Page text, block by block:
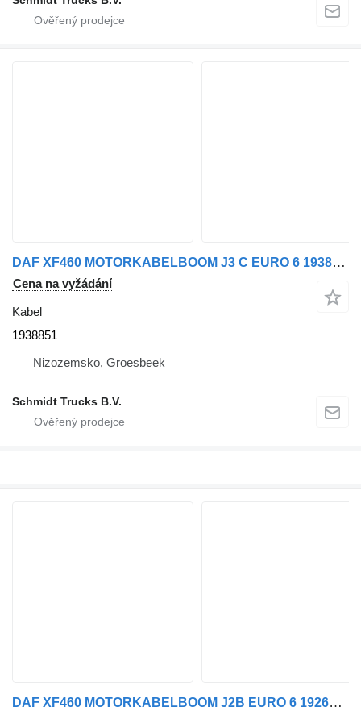
DAF XF460 MOTORKABELBOOM J3 C EURO 6 1938851 pro nákladní auta
Cena na vyžádání
Kabel
1938851
Nizozemsko, Groesbeek
Schmidt Trucks B.V.
DAF XF460 MOTORKABELBOOM J2B EURO 6 1926606 pro nákladní auta